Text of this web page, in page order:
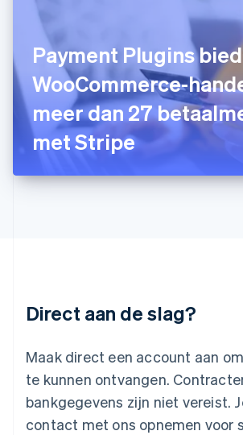
Payment Plugins
WooCommerce-
meer dan 27
met Stripe
Direct aan de slag?
Maak direct een account aan
te kunnen ontvangen.
bankgegevens zijn niet vereist.
contact met ons opnemen voor
Japan
日本語English
Kroatië
EnglishItaliano
Letland
English
Liechtenstein
English
Litouwen
Mexico
Español English
NederlandsEnglish
Nieuw-Zeeland
English
Noorwegen
English